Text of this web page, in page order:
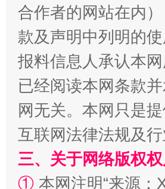
漫山遍野的桃花与雪山、麦地、白藏
合作者的网站在内）
款及声明中列明的
报料信息人承认本
已经阅读本网条款
网无关。本网只是
互联网法律法规及
三、关于网络版权权
① 本网注明“来源：